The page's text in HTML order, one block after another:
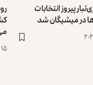
پیروز انتخابات
در میشیگان شد
۱۵ اسد ۱۴۰۵ - ۶ آگست ۲۰۲۶